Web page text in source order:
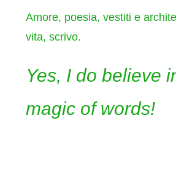
Amore, poesia, vestiti e
vita, scrivo.
Yes, I do believe
magic of words!